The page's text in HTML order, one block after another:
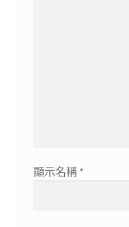
顯示名稱 *